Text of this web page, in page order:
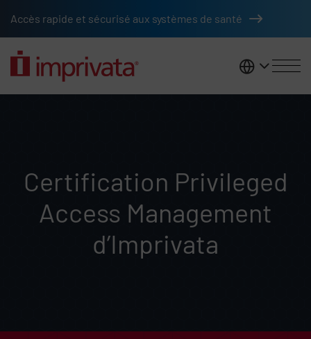
Accès rapide et sécurisé aux systèmes de santé
France
Certification Privileged
Access Management
d’Imprivata